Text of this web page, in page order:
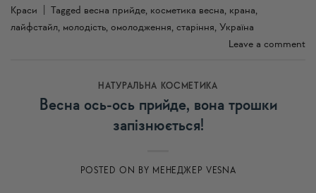
Краси
Tagged весна прийде, косметика весна, крана,
лайфстайл, молодість, омолодження, старіння, Україна
Leave a comment
НАТУРАЛЬНА КОСМЕТИКА
Весна ось-ось прийде, вона трошки
запізнюється!
POSTED ON BY МЕНЕДЖЕР VESNA